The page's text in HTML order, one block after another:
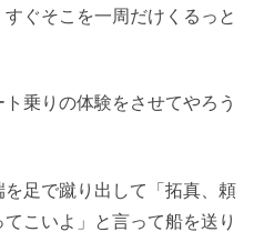
ぐそこを一周だけくるっと
乗りの体験をさせてやろう
足で蹴り出して「拓真、頼
こいよ」と言って船を送り